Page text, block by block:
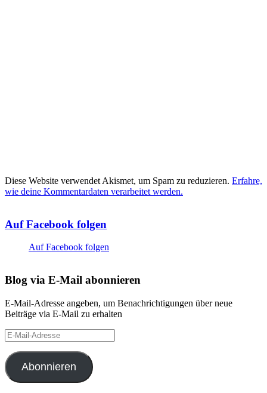
Diese Website verwendet Akismet, um Spam zu reduzieren. Erfahre,
wie deine Kommentardaten verarbeitet werden.
Auf Facebook folgen
Auf Facebook folgen
Blog via E-Mail abonnieren
E-Mail-Adresse angeben, um Benachrichtigungen über neue
Beiträge via E-Mail zu erhalten
E-
Mail-
Adresse
Abonnieren